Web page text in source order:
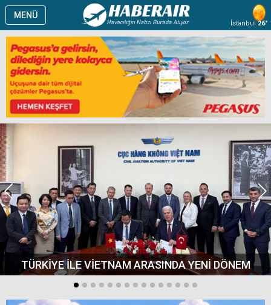
MENÜ
İstanbul26°
TÜRKİYE İLE VİETNAM ARASINDA YENİ DÖNEM